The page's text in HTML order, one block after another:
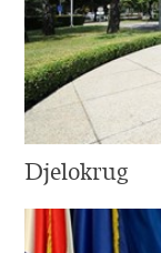
Djelokrug